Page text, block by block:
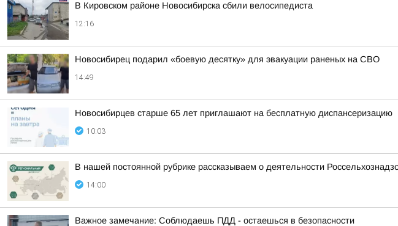
В Кировском районе Новосибирска сбили велосипедиста
12:16
Новосибирец подарил «боевую десятку» для эвакуации раненых на СВО
14:49
Новосибирцев старше 65 лет приглашают на бесплатную диспансеризацию
10:03
В нашей постоянной рубрике рассказываем о деятельности
14:00
Важное замечание: Соблюдаешь ПДД - остаешься в безопасности